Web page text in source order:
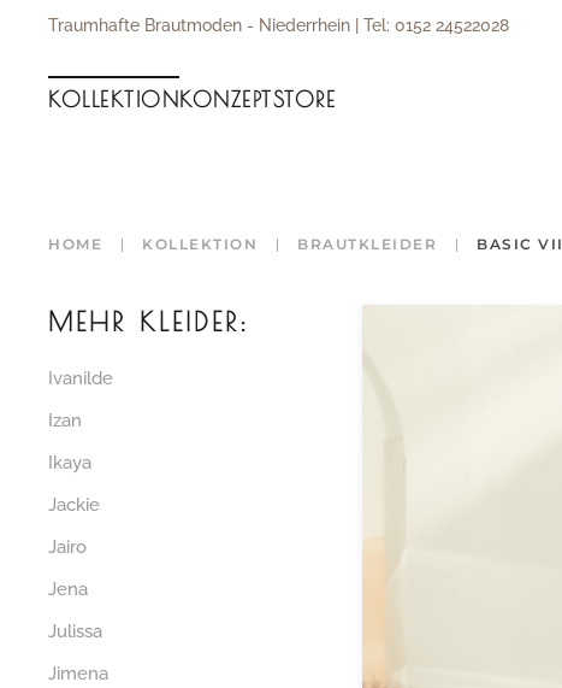
Traumhafte Brautmoden - Niederrhein | Tel: 0152 24522028
KOLLEKTIONKONZEPTSTORE
HOME KOLLEKTION BRAUTKLEIDER BASIC VII
MEHR KLEIDER:
Ivanilde
Izan
Ikaya
Jackie
Jairo
Jena
Julissa
Jimena